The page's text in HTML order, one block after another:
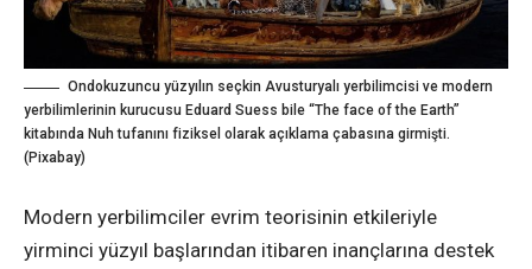
Ondokuzuncu yüzyılın seçkin Avusturyalı yerbilimcisi ve modern
yerbilimlerinin kurucusu Eduard Suess bile “The face of the Earth”
kitabında Nuh tufanını fiziksel olarak açıklama çabasına girmişti.
(Pixabay)
Modern yerbilimciler evrim teorisinin etkileriyle
yirminci yüzyıl başlarından itibaren inançlarına destek